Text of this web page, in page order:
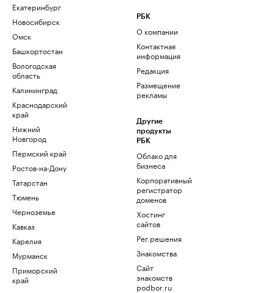
Екатеринбург
Новосибирск
Омск
Башкортостан
Вологодская
область
Калининград
Краснодарский
край
Нижний
Новгород
Пермский край
Ростов-на-Дону
Татарстан
Тюмень
Черноземье
Кавказ
Карелия
Мурманск
Приморский
край
РБК
О компании
Контактная
информация
Редакция
Размещение
рекламы
Другие
продукты
РБК
Облако для
бизнеса
Корпоративный
регистратор
доменов
Хостинг
сайтов
Рег.решения
Знакомства
Сайт
знакомств
podbor.ru